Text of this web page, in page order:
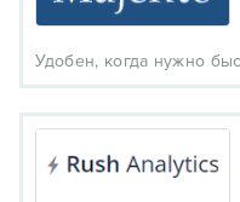
Удобен, когда нужно